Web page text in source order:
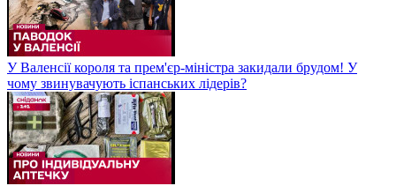
У Валенсії короля та прем'єр-міністра закидали брудом! У
чому звинувачують іспанських лідерів?